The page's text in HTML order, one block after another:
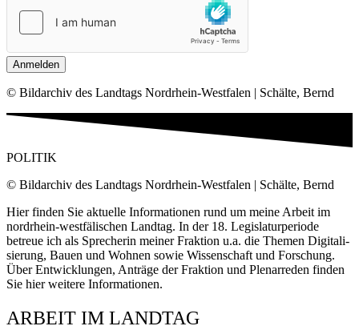
Anmelden
© Bild­ar­chiv des Land­tags Nord­rhein-West­fa­len | Schäl­te, Bernd
POLITIK
© Bild­ar­chiv des Land­tags Nord­rhein-West­fa­len | Schäl­te, Bernd
Hier fin­den Sie aktu­el­le Infor­ma­tio­nen rund um mei­ne Arbeit im
nord­rhein-west­fä­li­schen Land­tag. In der 18. Legis­la­tur­pe­ri­ode
betreue ich als Spre­che­rin mei­ner Frak­ti­on u.a. die The­men Digi­ta­li­
sie­rung, Bau­en und Woh­nen sowie Wis­sen­schaft und For­schung.
Über Ent­wick­lun­gen, Anträ­ge der Frak­ti­on und Ple­nar­re­den fin­den
Sie hier wei­te­re Informationen.
ARBEIT IM LANDTAG